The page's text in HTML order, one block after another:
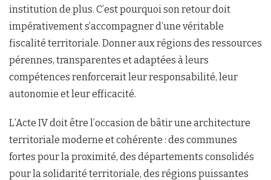
institution de plus. C’est pourquoi son retour doit
impérativement s’accompagner d’une véritable
fiscalité territoriale. Donner aux régions des ressources
pérennes, transparentes et adaptées à leurs
compétences renforcerait leur responsabilité, leur
autonomie et leur efficacité.
L’Acte IV doit être l’occasion de bâtir une architecture
territoriale moderne et cohérente : des communes
fortes pour la proximité, des départements consolidés
pour la solidarité territoriale, des régions puissantes